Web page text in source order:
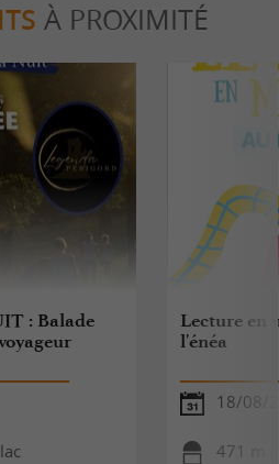
À PROXIMITÉ
: Balade
Lecture en
l'énéa
18/08/
471 m -